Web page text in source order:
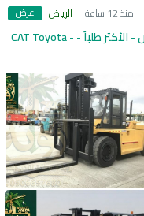
منذ 12 ساعة الرياض عرض
Title: فوركلفت 3طن للايجار الرياض - الأكثر طلباً - CAT Toyota -